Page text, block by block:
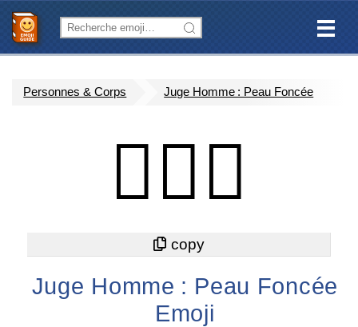
Personnes & Corps Juge Homme : Peau Foncée
👨🏿‍⚖️
Juge Homme : Peau Foncée
Emoji